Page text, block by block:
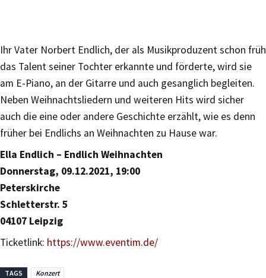
Ihr Vater Norbert Endlich, der als Musikproduzent schon früh
das Talent seiner Tochter erkannte und förderte, wird sie
am E-Piano, an der Gitarre und auch gesanglich begleiten.
Neben Weihnachtsliedern und weiteren Hits wird sicher
auch die eine oder andere Geschichte erzählt, wie es denn
früher bei Endlichs an Weihnachten zu Hause war.
Ella Endlich – Endlich Weihnachten
Donnerstag, 09.12.2021, 19:00
Peterskirche
Schletterstr. 5
04107 Leipzig
Ticketlink: https://www.eventim.de/
TAGS Konzert